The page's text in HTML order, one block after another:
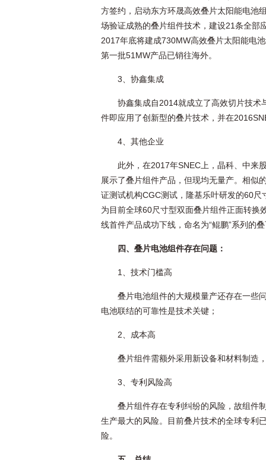
方签约，启动东方环晟高效叠片太阳能电池
场验证成熟的叠片组件技术，建设21条全部
2017年底将建成730MW高效叠片太阳能电
第一批51MW产品已销往海外。
3、协鑫集成
协鑫集成自2014就成立了高效切片技术
件即应用了创新型的叠片技术，并在
4、其他企业
此外，在2017年SNEC上，晶科、中来
展示了叠片组件产品，但现均无量产。相似
证测试机构CGC测试，隆基乐叶研发的60
为目前全球60尺寸型双面叠片组件正面转换
线首件产品成功下线，命名为“鲲鹏”系列的
四、叠片电池组件存在问题：
1、技术门槛高
叠片电池组件的大规模量产还存在一些
电池联结的可靠性是技术关键；
2、成本高
叠片组件需额外采用新设备和材料制造
3、专利风险高
叠片组件存在专利纠纷的风险，故组件
生产最大的风险。目前叠片技术的全球专利
险。